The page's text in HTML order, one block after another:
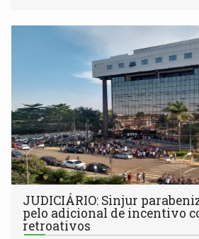
JUDICIÁRIO: Sinjur
pelo adicional de incentivo
retroativos